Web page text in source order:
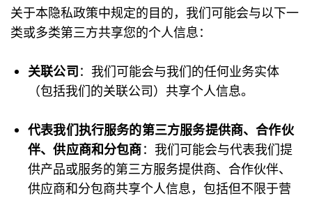
关于本隐私政策中规定的目的，我们可能会与以下一
类或多类第三方共享您的个人信息：
关联公司：我们可能会与我们的任何业务实体
（包括我们的关联公司）共享个人信息。
代表我们执行服务的第三方服务提供商、合作伙
伴、供应商和分包商：我们可能会与代表我们提
供产品或服务的第三方服务提供商、合作伙伴、
供应商和分包商共享个人信息，包括但不限于营